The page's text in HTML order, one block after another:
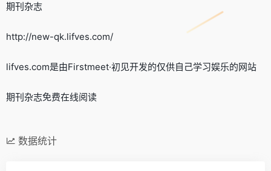
期刊杂志
http://new-qk.lifves.com/
lifves.com是由Firstmeet·初见开发的仅供自己学习娱乐的网站
期刊杂志免费在线阅读
数据统计